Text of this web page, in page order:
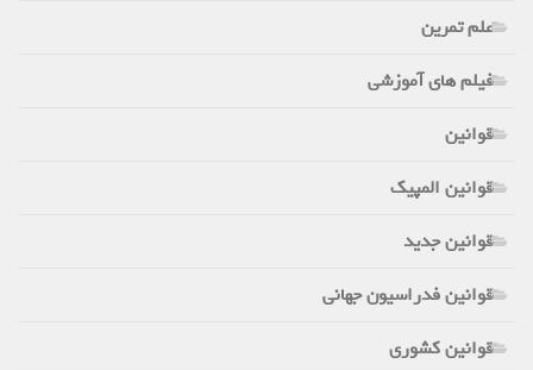
علم تمرین
فیلم های آموزشی
قوانین
قوانین المپیک
قوانین جدید
قوانین فدراسیون جهانی
قوانین کشوری